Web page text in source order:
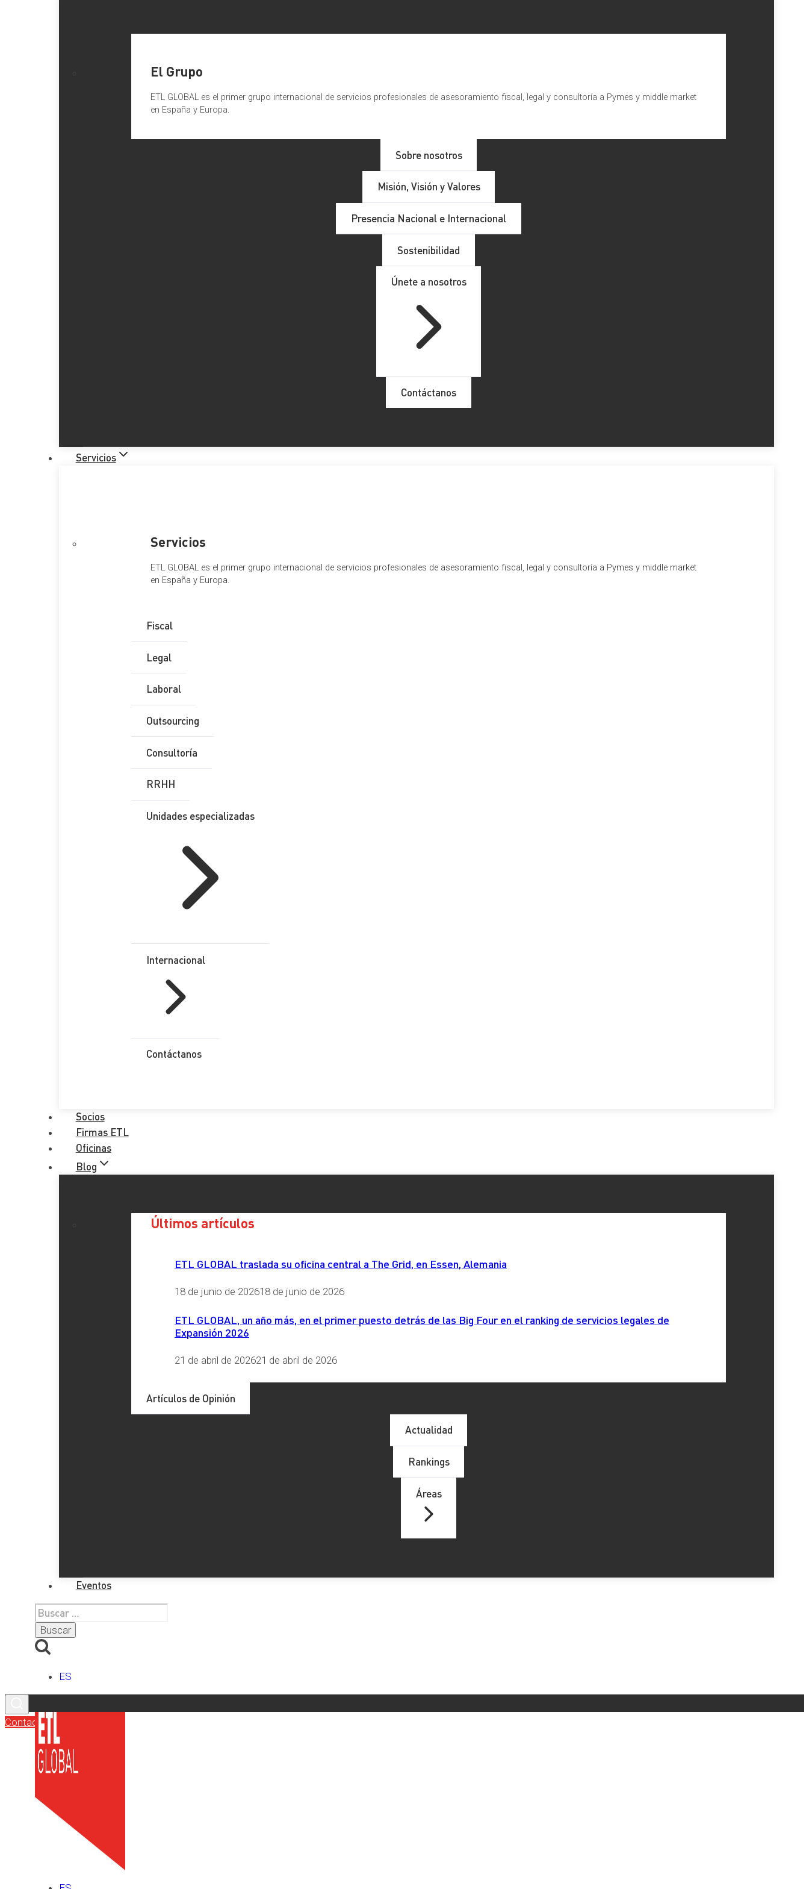
El Grupo
ETL GLOBAL es el primer grupo internacional de servicios profesionales de asesoramiento fiscal, legal y consultoría a Pymes y middle market
en España y Europa.
Sobre nosotros
Misión, Visión y Valores
Presencia Nacional e Internacional
Sostenibilidad
Únete a nosotros
Contáctanos
Servicios
Servicios
ETL GLOBAL es el primer grupo internacional de servicios profesionales de asesoramiento fiscal, legal y consultoría a Pymes y middle market
en España y Europa.
Fiscal
Legal
Laboral
Outsourcing
Consultoría
RRHH
Unidades especializadas
Internacional
Contáctanos
Socios
Firmas ETL
Oficinas
Blog
Últimos artículos
ETL GLOBAL traslada su oficina central a The Grid, en Essen, Alemania
18 de junio de 202618 de junio de 2026
ETL GLOBAL, un año más, en el primer puesto detrás de las Big Four en el ranking de servicios legales de
Expansión 2026
21 de abril de 202621 de abril de 2026
Artículos de Opinión
Actualidad
Rankings
Áreas
Eventos
Buscar:
ES
Contacto